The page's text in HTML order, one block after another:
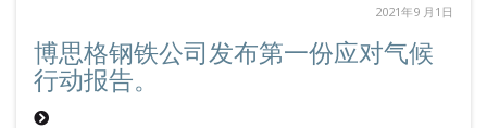
2021年9 月1日
博思格钢铁公司发布第一份应对气候
行动报告。